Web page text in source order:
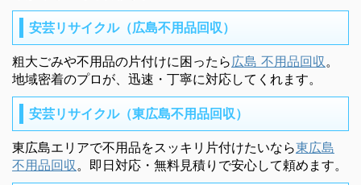
安芸リサイクル（広島不用品回収）
粗大ごみや不用品の片付けに困ったら 広島 不用品回収 。
地域密着のプロが、迅速・丁寧に対応してくれます。
安芸リサイクル（東広島不用品回収）
東広島エリアで不用品をスッキリ片付けたいなら東広島
不用品回収 。即日対応・無料見積りで安心して頼めます。